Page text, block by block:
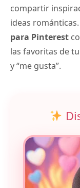
compartir
ideas románticas.
para Pinterest
las favoritas de
y “me gusta”.